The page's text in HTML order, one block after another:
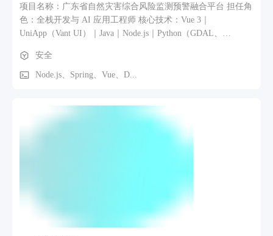
项目名称：广东省自然灾害综合风险监测预警融合平台 担任角
色：全栈开发与 AI 应用工程师 核心技术：Vue 3｜
UniApp（Vant UI）｜Java｜Node.js｜Python（GDAL、
Docker｜vLLM｜Dify 项目描述： 广东省自然灾害综合风险监
测预警融合平台是面向省、市、县、镇、村五级应急管理体系
警研判、灾损评估、应急资源管理、预案管理及辅助决策分析
的一体化业务体系，为全省自然灾害防范和应急处置提供技术
安全
Node.js、Spring、Vue、D...